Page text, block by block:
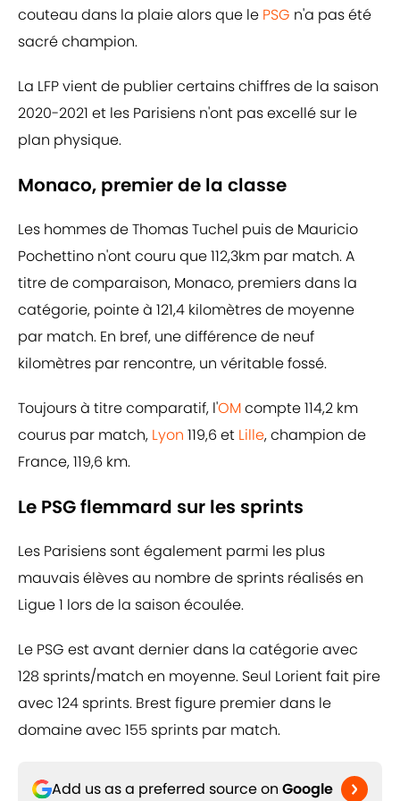
couteau dans la plaie alors que le PSG n'a pas été
sacré champion.
La LFP vient de publier certains chiffres de la saison
2020-2021 et les Parisiens n'ont pas excellé sur le
plan physique.
Monaco, premier de la classe
Les hommes de Thomas Tuchel puis de Mauricio
Pochettino n'ont couru que 112,3km par match. A
titre de comparaison, Monaco, premiers dans la
catégorie, pointe à 121,4 kilomètres de moyenne
par match. En bref, une différence de neuf
kilomètres par rencontre, un véritable fossé.
Toujours à titre comparatif, l'OMcompte 114,2 km
courus par match, Lyon 119,6 et Lille, champion de
France, 119,6 km.
Le PSG flemmard sur les sprints
Les Parisiens sont également parmi les plus
mauvais élèves au nombre de sprints réalisés en
Ligue 1 lors de la saison écoulée.
Le PSG est avant dernier dans la catégorie avec
128 sprints/match en moyenne. Seul Lorient fait pire
avec 124 sprints. Brest figure premier dans le
domaine avec 155 sprints par match.
Add us as a preferred source on Google